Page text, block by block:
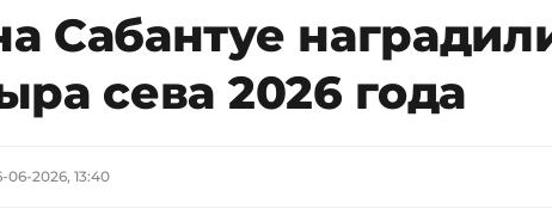
Сабантуе
сева 2026 года
06-2026, 13:40